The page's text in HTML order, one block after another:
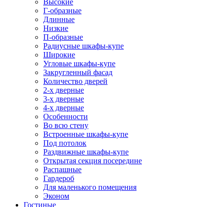
Высокие
Г-образные
Длинные
Низкие
П-образные
Радиусные шкафы-купе
Широкие
Угловые шкафы-купе
Закругленный фасад
Количество дверей
2-х дверные
3-х дверные
4-х дверные
Особенности
Во всю стену
Встроенные шкафы-купе
Под потолок
Раздвижные шкафы-купе
Открытая секция посередине
Распашные
Гардероб
Для маленького помещения
Эконом
Гостиные